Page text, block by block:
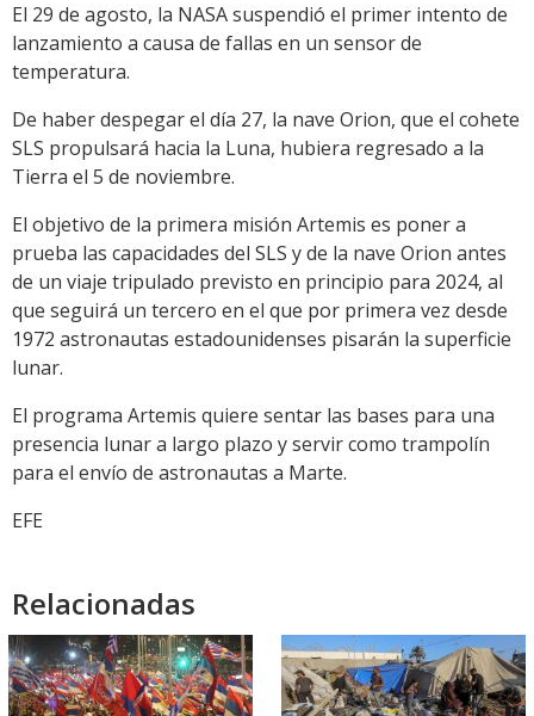
El 29 de agosto, la NASA suspendió el primer intento de
lanzamiento a causa de fallas en un sensor de
temperatura.
De haber despegar el día 27, la nave Orion, que el cohete
SLS propulsará hacia la Luna, hubiera regresado a la
Tierra el 5 de noviembre.
El objetivo de la primera misión Artemis es poner a
prueba las capacidades del SLS y de la nave Orion antes
de un viaje tripulado previsto en principio para 2024, al
que seguirá un tercero en el que por primera vez desde
1972 astronautas estadounidenses pisarán la superficie
lunar.
El programa Artemis quiere sentar las bases para una
presencia lunar a largo plazo y servir como trampolín
para el envío de astronautas a Marte.
EFE
Relacionadas